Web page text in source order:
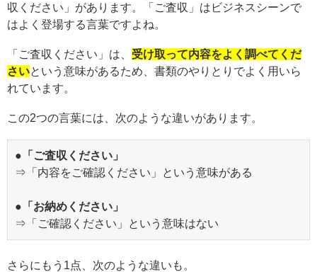
収ください」があります。「ご査収」はビジネスシーンで
はよく登場する言葉ですよね。
「ご査収ください」は、 受け取って内容をよく調べてくだ
さいという意味があるため、書類のやりとりでよく用いら
れています。
この2つの言葉には、次のような違いがあります。
●「ご査収ください」
⇒「内容をご確認ください」という意味がある
●「お納めください」
⇒「ご確認ください」という意味はない
さらにもう1点、次のような違いも。